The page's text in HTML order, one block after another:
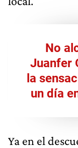
No
Juanfer
la
un día
Ya en el